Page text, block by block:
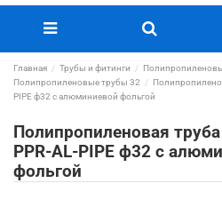
Главная Трубы и фитинги
Полипропиленовые трубы 32
PIPE ф32 с алюминиевой фольгой
Полипропиленовая
PPR-AL-PIPE ф32 с
фольгой